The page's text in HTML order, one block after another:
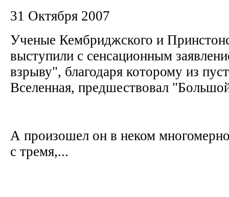
31 Октября 2007
Ученые Кембриджского и
выступили с сенсационным
взрыву", благодаря которому из
Вселенная, предшествовал
А произошел он в неком
с тремя,...